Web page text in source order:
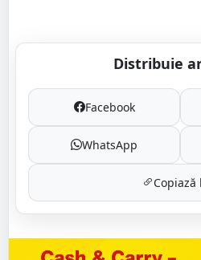
Distribuie
Facebook
WhatsApp
Copiază